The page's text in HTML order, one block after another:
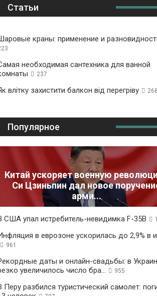
Статьи
краны: применение и
необходимая сантехника для ванной
237
влітку захистити балкон від перегріву 268
Популярное
Китай ускоряет военную
Си Цзиньпин дал новое
арми...
США упал истребитель-невидимка F-35B
в еврозоне ускорилась до 2,9% в
961
даты и онлайн-свадьбы: в
увеличилось число бра...
955
Перу разбился туристический самолет: